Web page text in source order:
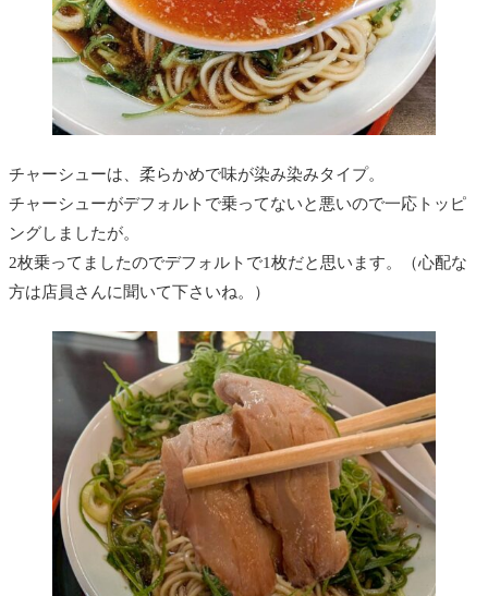
チャーシューは、柔らかめで味が染み染みタイプ。
チャーシューがデフォルトで乗ってないと悪いので一応トッピ
ングしましたが。
2枚乗ってましたのでデフォルトで1枚だと思います。（心配な
方は店員さんに聞いて下さいね。）